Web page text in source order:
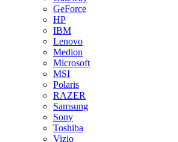
GeForce
HP
IBM
Lenovo
Medion
Microsoft
MSI
Polaris
RAZER
Samsung
Sony
Toshiba
Vizio